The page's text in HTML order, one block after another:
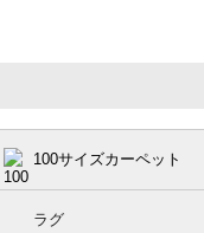
100サイズカーペット
ラグ